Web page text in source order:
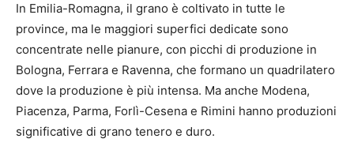
In Emilia-Romagna, il grano è coltivato in tutte le
province, ma le maggiori superfici dedicate sono
concentrate nelle pianure, con picchi di produzione in
Bologna, Ferrara e Ravenna, che formano un quadrilatero
dove la produzione è più intensa. Ma anche Modena,
Piacenza, Parma, Forlì-Cesena e Rimini hanno produzioni
significative di grano tenero e duro.